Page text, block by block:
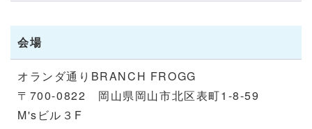
会場
オランダ通りBRANCH FROGG
〒700-0822 岡山県岡山市北区表町1-8-59
M'sビル３F